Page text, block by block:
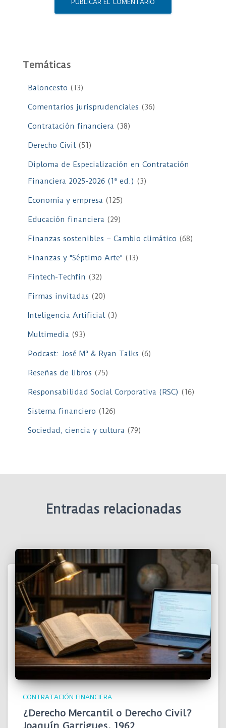
Temáticas
Baloncesto (13)
Comentarios jurisprudenciales (36)
Contratación financiera (38)
Derecho Civil(51)
Diploma de Especialización en Contratación
Financiera 2025-2026 (1ª ed.) (3)
Economía y empresa (125)
Educación financiera (29)
Finanzas sostenibles – Cambio climático (68)
Finanzas y "Séptimo Arte" (13)
Fintech-Techfin (32)
Firmas invitadas (20)
Inteligencia Artificial(3)
Multimedia (93)
Podcast: José Mª & Ryan Talks (6)
Reseñas de libros (75)
Responsabilidad Social Corporativa (RSC) (16)
Sistema financiero (126)
Sociedad, ciencia y cultura (79)
Entradas relacionadas
CONTRATACIÓN FINANCIERA
¿Derecho Mercantil o Derecho Civil?
Joaquín Garrigues, 1962…